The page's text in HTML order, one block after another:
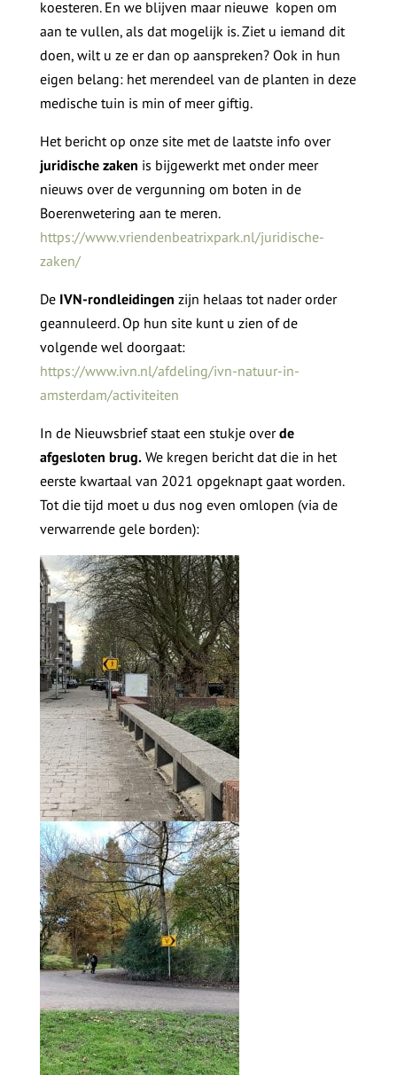
koesteren. En we blijven maar nieuwe kopen om
aan te vullen, als dat mogelijk is. Ziet u iemand dit
doen, wilt u ze er dan op aanspreken? Ook in hun
eigen belang: het merendeel van de planten in deze
medische tuin is min of meer giftig.
Het bericht op onze site met de laatste info over
juridische zaken is bijgewerkt met onder meer
nieuws over de vergunning om boten in de
Boerenwetering aan te meren.
https://www.vriendenbeatrixpark.nl/juridische-
zaken/
De IVN-rondleidingen zijn helaas tot nader order
geannuleerd. Op hun site kunt u zien of de
volgende wel doorgaat:
https://www.ivn.nl/afdeling/ivn-natuur-in-
amsterdam/activiteiten
In de Nieuwsbrief staat een stukje overde
afgesloten brug.We kregen bericht dat die in het
eerste kwartaal van 2021 opgeknapt gaat worden.
Tot die tijd moet u dus nog even omlopen (via de
verwarrende gele borden):